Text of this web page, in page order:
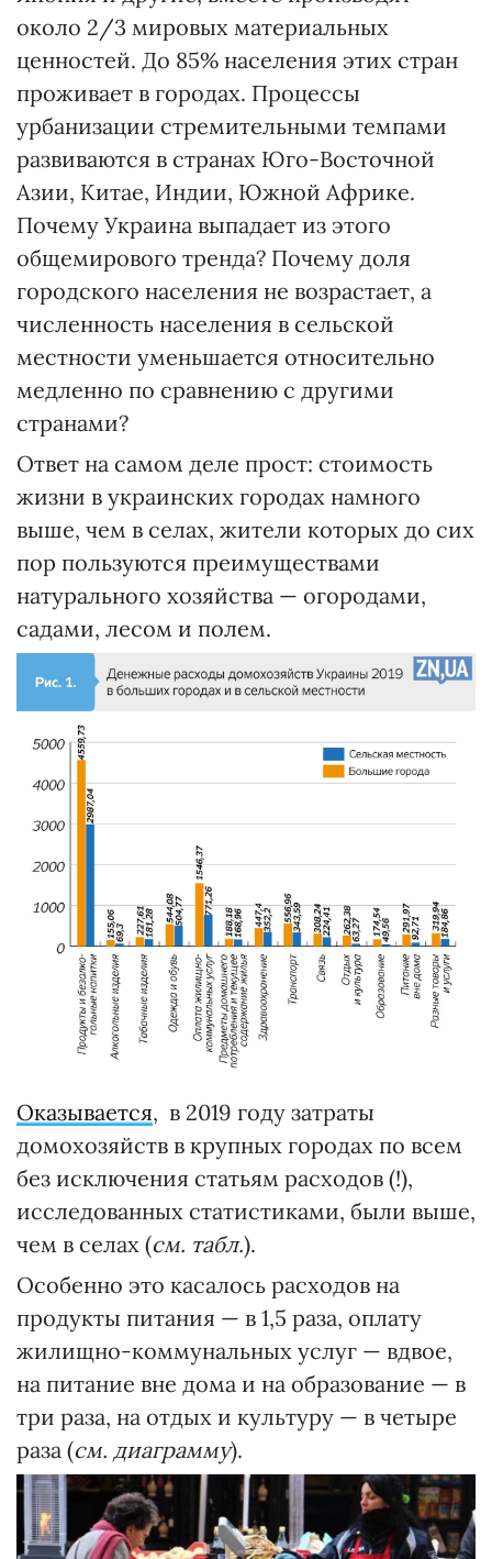
около 2/3 мировых материальных
ценностей. До 85% населения этих стран
проживает в городах. Процессы
урбанизации стремительными темпами
развиваются в странах Юго-Восточной
Азии, Китае, Индии, Южной Африке.
Почему Украина выпадает из этого
общемирового тренда? Почему доля
городского населения не возрастает, а
численность населения в сельской
местности уменьшается относительно
медленно по сравнению с другими
странами?
Ответ на самом деле прост: стоимость
жизни в украинских городах намного
выше, чем в селах, жители которых до сих
пор пользуются преимуществами
натурального хозяйства — огородами,
садами, лесом и полем.
Оказывается, в 2019 году затраты
домохозяйств в крупных городах по всем
без исключения статьям расходов (!),
исследованных статистиками, были выше,
чем в селах (см. табл.).
Особенно это касалось расходов на
продукты питания — в 1,5 раза, оплату
жилищно-коммунальных услуг — вдвое,
на питание вне дома и на образование — в
три раза, на отдых и культуру — в четыре
раза (см. диаграмму).